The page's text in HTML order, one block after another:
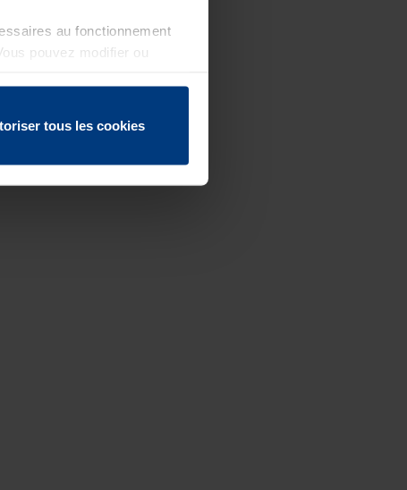
au fonctionnement
pouvez modifier ou
tous les cookies